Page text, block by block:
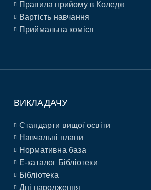
Правила прийому в Коледж
Вартість навчання
Приймальна коміся
ВИКЛАДАЧУ
Стандарти вищої освіти
Навчальні плани
Нормативна база
E-каталог Бібліотеки
Бібліотека
Дні народження